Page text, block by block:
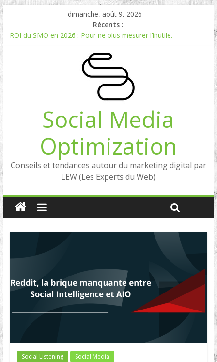
dimanche, août 9, 2026
Récents :
ROI du SMO en 2026 : Pour ne plus mesurer l’inutile.
Experts en Social Listening en France : qui sont les références
Reddit, la brique manquante entre Social Intelligence et AIO
Comment votre e-réputation dépend du social listening et des
Social Media
Optimization
Conseils et tendances autour du marketing digital par
LEW (Les Experts du Web)
Social Listening Social Media